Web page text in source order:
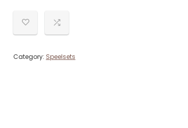
Category: Speelsets